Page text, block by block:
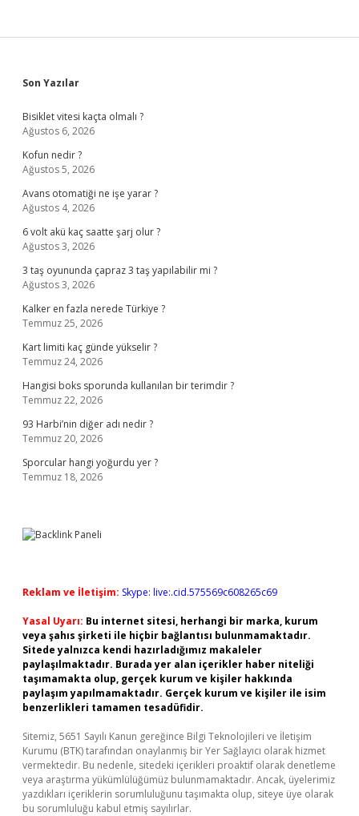
Sidebar
Son Yazılar
Bisiklet vitesi kaçta olmalı ?
Ağustos 6, 2026
Kofun nedir ?
Ağustos 5, 2026
Avans otomatiği ne işe yarar ?
Ağustos 4, 2026
6 volt akü kaç saatte şarj olur ?
Ağustos 3, 2026
3 taş oyununda çapraz 3 taş yapılabilir mi ?
Ağustos 3, 2026
Kalker en fazla nerede Türkiye ?
Temmuz 25, 2026
Kart limiti kaç günde yükselir ?
Temmuz 24, 2026
Hangisi boks sporunda kullanılan bir terimdir ?
Temmuz 22, 2026
93 Harbi’nin diğer adı nedir ?
Temmuz 20, 2026
Sporcular hangi yoğurdu yer ?
Temmuz 18, 2026
Reklam ve İletişim: Skype: live:.cid.575569c608265c69
Yasal Uyarı: Bu internet sitesi, herhangi bir marka, kurum
veya şahıs şirketi ile hiçbir bağlantısı bulunmamaktadır.
Sitede yalnızca kendi hazırladığımız makaleler
paylaşılmaktadır. Burada yer alan içerikler haber niteliği
taşımamakta olup, gerçek kurum ve kişiler hakkında
paylaşım yapılmamaktadır. Gerçek kurum ve kişiler ile isim
benzerlikleri tamamen tesadüfidir.
Sitemiz, 5651 Sayılı Kanun gereğince Bilgi Teknolojileri ve İletişim
Kurumu (BTK) tarafından onaylanmış bir Yer Sağlayıcı olarak hizmet
vermektedir. Bu nedenle, sitedeki içerikleri proaktif olarak denetleme
veya araştırma yükümlülüğümüz bulunmamaktadır. Ancak, üyelerimiz
yazdıkları içeriklerin sorumluluğunu taşımakta olup, siteye üye olarak
bu sorumluluğu kabul etmiş sayılırlar.